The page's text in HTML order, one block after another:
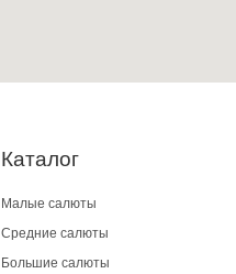
Каталог
Малые салюты
Средние салюты
Большие салюты